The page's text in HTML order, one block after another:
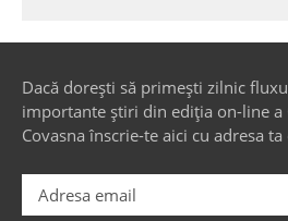
Dacă dorești să primești zilnic
importante știri din ediția on-line
Covasna înscrie-te aici cu adresa